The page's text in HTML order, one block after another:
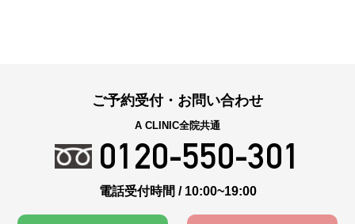
ご予約受付・お問い合わせ
A CLINIC全院共通
0120-550-301
電話受付時間 / 10:00~19:00